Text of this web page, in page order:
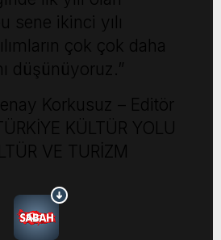
sene ikinci yılı
çok çok daha
düşünüyoruz.”
Korkusuz – Editör
KÜLTÜR YOLU
VE TURİZM